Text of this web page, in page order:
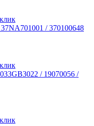
/ 370100648
/ 19070056 /